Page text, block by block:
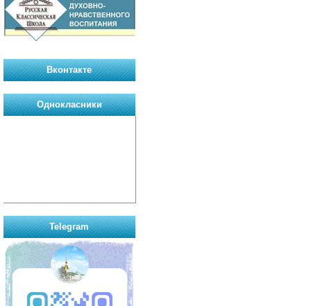
Вконтакте
Однокласники
Telegram